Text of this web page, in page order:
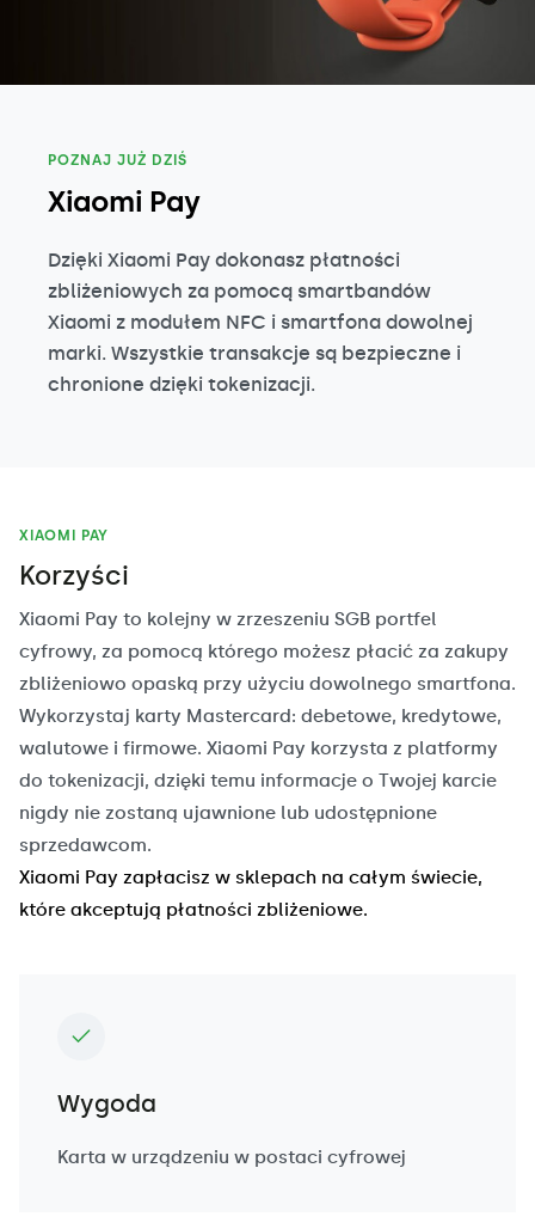
POZNAJ JUŻ DZIŚ
Xiaomi Pay
Dzięki Xiaomi Pay dokonasz płatności
zbliżeniowych za pomocą smartbandów
Xiaomi z modułem NFC i smartfona dowolnej
marki. Wszystkie transakcje są bezpieczne i
chronione dzięki tokenizacji.
XIAOMI PAY
Korzyści
Xiaomi Pay to kolejny w zrzeszeniu SGB portfel
cyfrowy, za pomocą którego możesz płacić za zakupy
zbliżeniowo opaską przy użyciu dowolnego smartfona.
Wykorzystaj karty Mastercard: debetowe, kredytowe,
walutowe i firmowe. Xiaomi Pay korzysta z platformy
do tokenizacji, dzięki temu informacje o Twojej karcie
nigdy nie zostaną ujawnione lub udostępnione
sprzedawcom.
Xiaomi Pay zapłacisz w sklepach na całym świecie,
które akceptują płatności zbliżeniowe.
Wygoda
Karta w urządzeniu w postaci cyfrowej